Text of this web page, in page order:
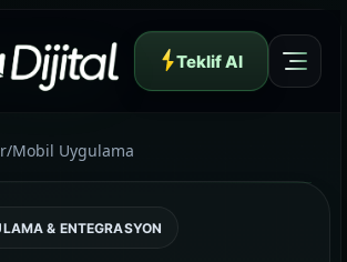
Teklif Al
/Mobil Uygulama
& ENTEGRASYON